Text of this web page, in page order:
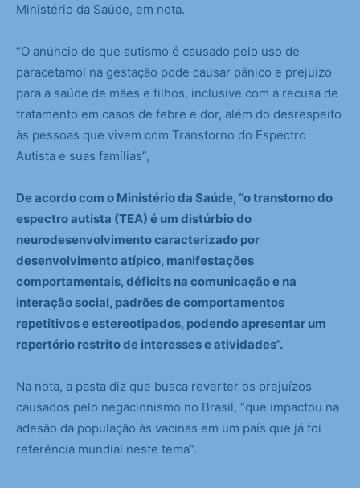
Ministério da Saúde, em nota.
“O anúncio de que autismo é causado pelo uso de
paracetamol na gestação pode causar pânico e prejuízo
para a saúde de mães e filhos, inclusive com a recusa de
tratamento em casos de febre e dor, além do desrespeito
às pessoas que vivem com Transtorno do Espectro
Autista e suas famílias”,
De acordo com o Ministério da Saúde, “o transtorno do
espectro autista (TEA) é um distúrbio do
neurodesenvolvimento caracterizado por
desenvolvimento atípico, manifestações
comportamentais, déficits na comunicação e na
interação social, padrões de comportamentos
repetitivos e estereotipados, podendo apresentar um
repertório restrito de interesses e atividades”.
Na nota, a pasta diz que busca reverter os prejuízos
causados pelo negacionismo no Brasil, “que impactou na
adesão da população às vacinas em um país que já foi
referência mundial neste tema”.